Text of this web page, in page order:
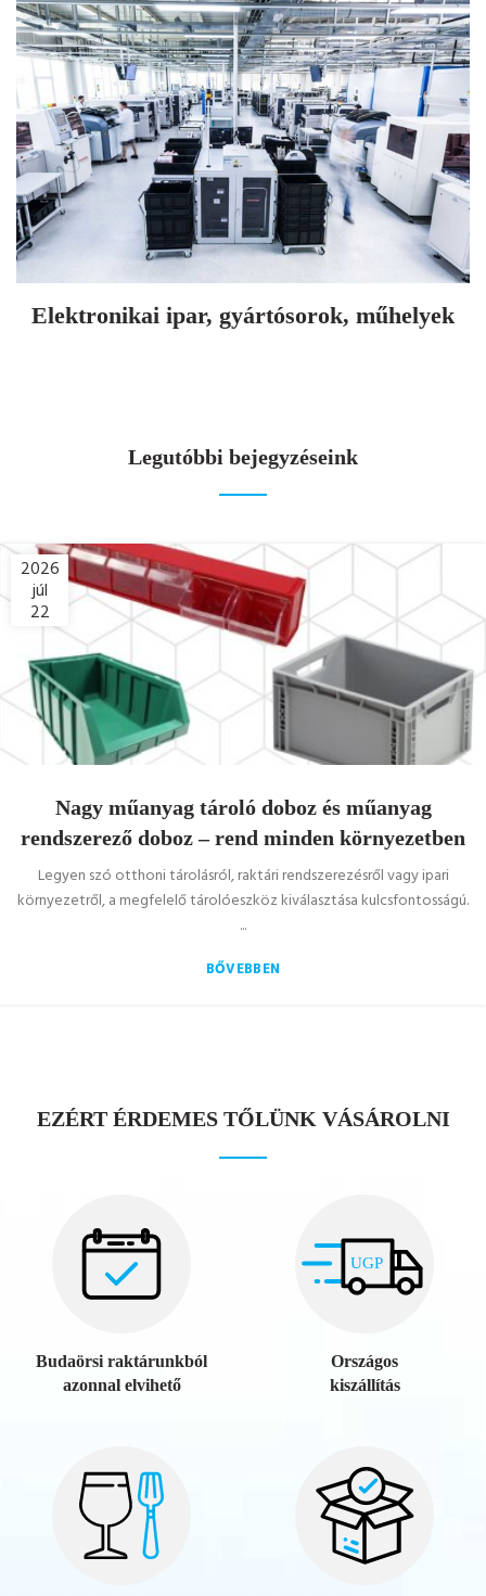
Elektronikai ipar, gyártósorok, műhelyek
Legutóbbi bejegyzéseink
2026
júl
22
Nagy műanyag tároló doboz és műanyag
rendszerező doboz – rend minden környezetben
Legyen szó otthoni tárolásról, raktári rendszerezésről vagy ipari
környezetről, a megfelelő tárolóeszköz kiválasztása kulcsfontosságú.
...
BŐVEBBEN
EZÉRT ÉRDEMES TŐLÜNK VÁSÁROLNI
Budaörsi raktárunkból
azonnal elvihető
UGP
Országos
kiszállítás